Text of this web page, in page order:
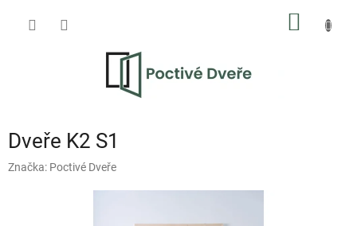
Dveře K2 S1
Značka: Poctivé Dveře